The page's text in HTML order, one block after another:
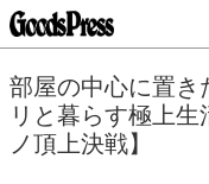
部屋の中心に置き
リと暮らす極上
ノ頂上決戦】